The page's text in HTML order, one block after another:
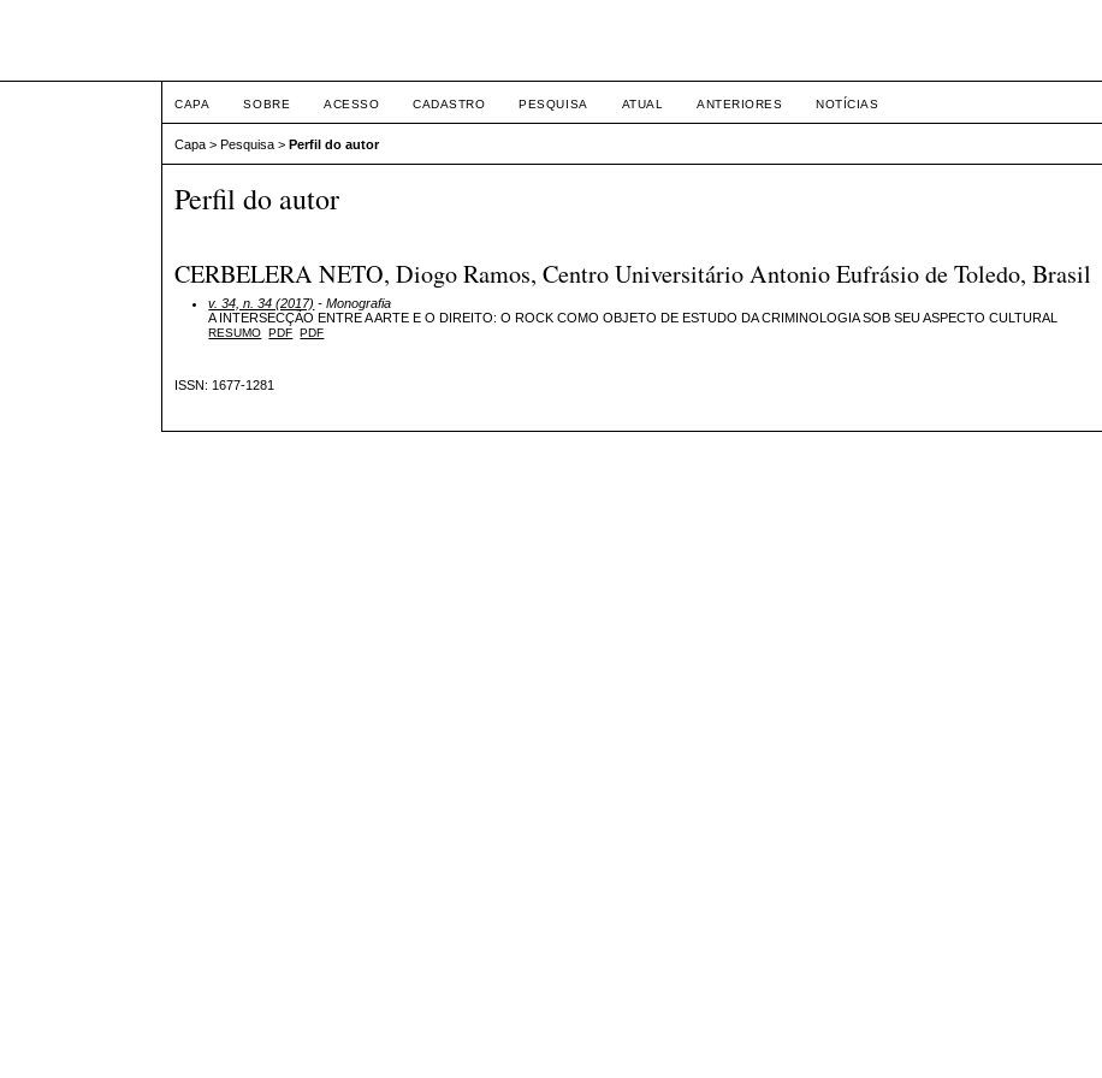
CAPA SOBRE ACESSO CADASTRO PESQUISA ATUAL ANTERIORES NOTÍCIAS
Capa >Pesquisa >Perfil do autor
Perfil do autor
CERBELERA NETO, Diogo Ramos, Centro Universitário Antonio Eufrásio de Toledo, Brasil
v. 34, n. 34 (2017) - Monografia
A INTERSECÇÃO ENTRE A ARTE E O DIREITO: O ROCK COMO OBJETO DE ESTUDO DA CRIMINOLOGIA SOB SEU ASPECTO CULTURAL
RESUMO PDF PDF
ISSN: 1677-1281